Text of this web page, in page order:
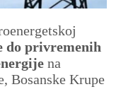
do privremenih
na
Bosanske Krupe